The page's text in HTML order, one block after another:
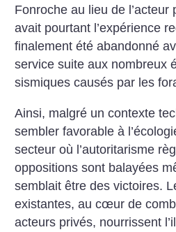
Fonroche au lieu de l’acteur
avait pourtant l’expérience
finalement été abandonné
service suite aux nombreux
sismiques causés par les
Ainsi, malgré un contexte
sembler favorable à
secteur où l’autoritarisme
oppositions sont balayées
semblait être des victoires.
existantes, au cœur de
acteurs privés, nourrissent